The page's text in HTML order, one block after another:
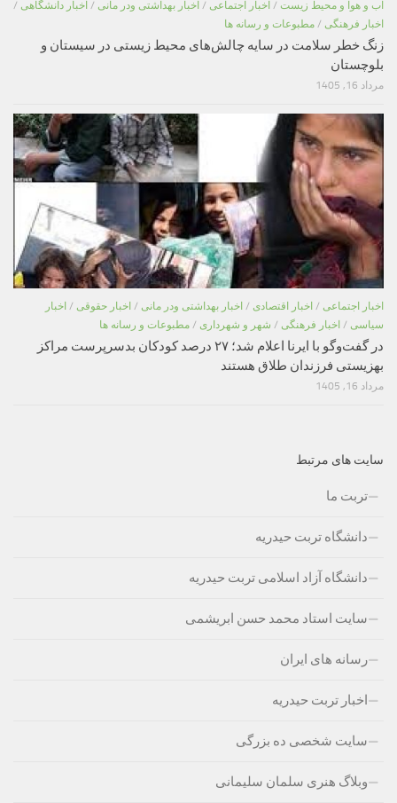
اب و هوا و محیط زیست / اخبار اجتماعی / اخبار بهداشتی ودر مانی / اخبار دانشگاهی /
اخبار فرهنگی / مطبوعات و رسانه ها
زنگ خطر سلامت در سایه چالش‌های محیط زیستی در سیستان و
بلوچستان
مرداد 16, 1405
اخبار اجتماعی / اخبار اقتصادی / اخبار بهداشتی ودر مانی / اخبار حقوقی / اخبار
سیاسی / اخبار فرهنگی / شهر و شهرداری / مطبوعات و رسانه ها
در گفت‌وگو با ایرنا اعلام شد؛ ۲۷ درصد کودکان بدسرپرست مراکز
بهزیستی فرزندان طلاق هستند
مرداد 16, 1405
سایت های مرتبط
تربت ما
دانشگاه تربت حیدریه
دانشگاه آزاد اسلامی تربت حیدریه
سایت استاد محمد حسن ابریشمی
رسانه های ایران
اخبار تربت حیدریه
سایت شخصی ده بزرگی
وبلاگ هنری سلمان سلیمانی